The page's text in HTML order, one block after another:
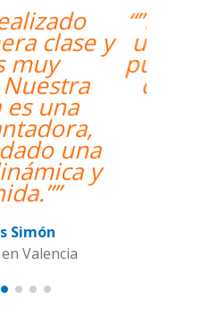
encontrado
nativo y
de mis
Swahili.””
Keller
en Madrid